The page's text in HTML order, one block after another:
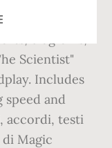
quality
Scientist"
Includes
speed and
accordi, testi
Magic